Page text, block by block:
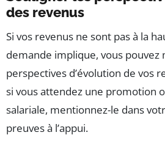
des revenus
Si vos revenus ne sont pas à la
demande implique, vous pouvez
perspectives d’évolution de vos
si vous attendez une promotion
salariale, mentionnez-le dans
preuves à l’appui.